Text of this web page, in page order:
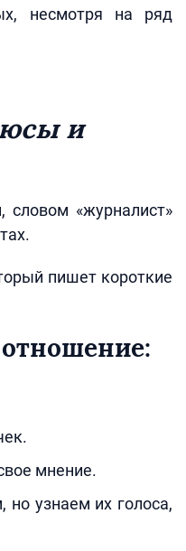
несмотря на ряд
и
словом «журналист»
пишет короткие
мнение.
узнаем их голоса,